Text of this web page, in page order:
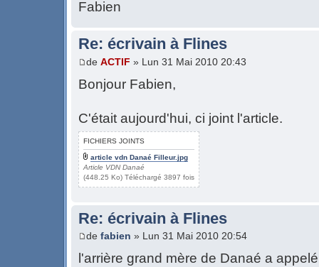
Fabien
Re: écrivain à Flines
de ACTIF » Lun 31 Mai 2010 20:43
Bonjour Fabien,
C'était aujourd'hui, ci joint l'article.
FICHIERS JOINTS
article vdn Danaé Filleur.jpg
Article VDN Danaé
(448.25 Ko) Téléchargé 3897 fois
Re: écrivain à Flines
de fabien » Lun 31 Mai 2010 20:54
l'arrière grand mère de Danaé a